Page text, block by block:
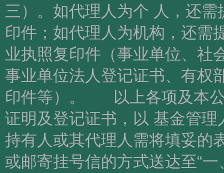
三）。如代理人为个 人，还
印件；如代理人为机构，还需
业执照复印件（事业单位、社
事业单位法人登记证书、有权
印件等）。 以上各项及本公
证明及登记证书，以 基金管
持有人或其代理人需将填妥的
或邮寄挂号信的方式送达至“